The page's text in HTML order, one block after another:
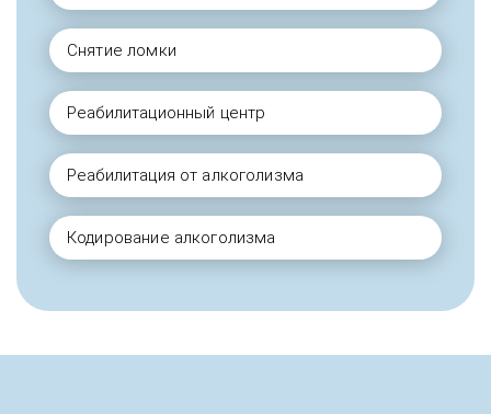
Снятие ломки
Реабилитационный центр
Реабилитация от алкоголизма
Кодирование алкоголизма